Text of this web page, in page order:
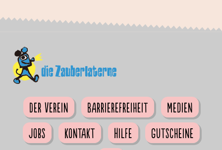
Der Verein Barrierefreiheit
Medien
Jobs
Kontakt Hilfe
Gutscheine